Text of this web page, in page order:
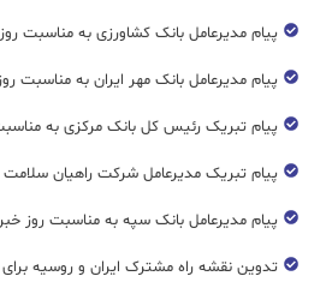
پیام مدیرعامل بانک کشاورزی به مناسبت روز
پیام مدیرعامل بانک مهر ایران به مناسبت
پیام تبریک رئیس کل بانک مرکزی به
پیام تبریک مدیرعامل شرکت راهیان سلامت
پیام مدیرعامل بانک سپه به مناسبت روز
تدوین نقشه راه مشترک ایران و روسیه